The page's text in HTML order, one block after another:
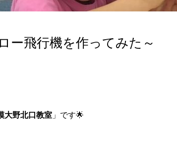
ー飛行機を作ってみた～
大野北口教室 」です🌟